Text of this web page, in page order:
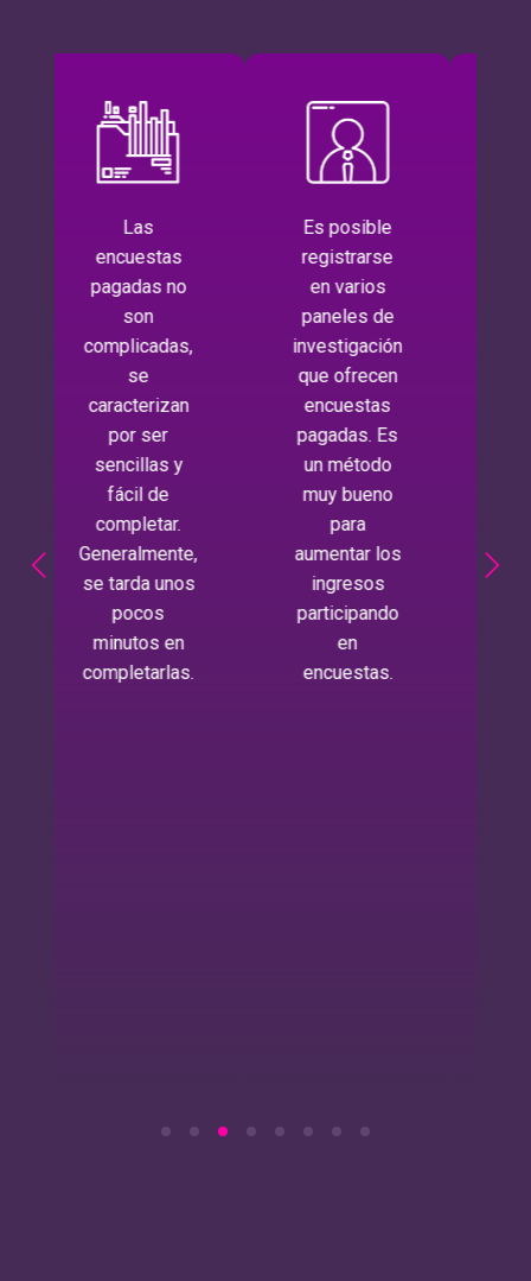
Las
encuestas
pagadas no
son
complicadas,
se
caracterizan
por ser
sencillas y
fácil de
completar.
Generalmente,
se tarda unos
pocos
minutos en
completarlas.
Es posible
registrarse
en varios
paneles de
investigación
que ofrecen
encuestas
pagadas. Es
un método
muy bueno
para
aumentar los
ingresos
participando
en
encuestas.